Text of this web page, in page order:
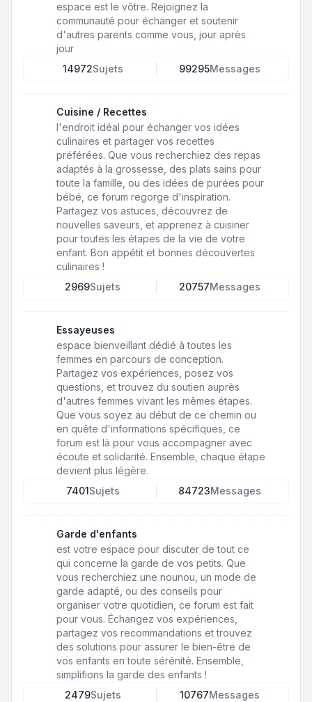
espace est le vôtre. Rejoignez la
communauté pour échanger et soutenir
d'autres parents comme vous, jour après
jour
14972Sujets 99295Messages
Cuisine / Recettes
l'endroit idéal pour échanger vos idées
culinaires et partager vos recettes
préférées. Que vous recherchiez des repas
adaptés à la grossesse, des plats sains pour
toute la famille, ou des idées de purées pour
bébé, ce forum regorge d'inspiration.
Partagez vos astuces, découvrez de
nouvelles saveurs, et apprenez à cuisiner
pour toutes les étapes de la vie de votre
enfant. Bon appétit et bonnes découvertes
culinaires !
2969Sujets 20757Messages
Essayeuses
espace bienveillant dédié à toutes les
femmes en parcours de conception.
Partagez vos expériences, posez vos
questions, et trouvez du soutien auprès
d'autres femmes vivant les mêmes étapes.
Que vous soyez au début de ce chemin ou
en quête d'informations spécifiques, ce
forum est là pour vous accompagner avec
écoute et solidarité. Ensemble, chaque étape
devient plus légère.
7401Sujets 84723Messages
Garde d'enfants
est votre espace pour discuter de tout ce
qui concerne la garde de vos petits. Que
vous recherchiez une nounou, un mode de
garde adapté, ou des conseils pour
organiser votre quotidien, ce forum est fait
pour vous. Échangez vos expériences,
partagez vos recommandations et trouvez
des solutions pour assurer le bien-être de
vos enfants en toute sérénité. Ensemble,
simplifions la garde des enfants !
2479Sujets 10767Messages